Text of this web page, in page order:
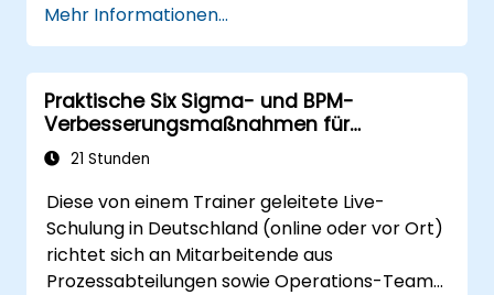
Modellieren von Geschäftsprozessen,
Entscheidungen und Fallabläufen. Dieser Kurs
stellt alle drei vor und erläutert zudem, wann
jeweils welcher Standard zum Einsatz
kommen sollte.
Mehr Informationen...
Praktische Six Sigma- und BPM-
Verbesserungsmaßnahmen für
Operations-Teams
21 Stunden
Diese von einem Trainer geleitete Live-
Schulung in Deutschland (online oder vor Ort)
richtet sich an Mitarbeitende aus
Prozessabteilungen sowie Operations-Teams,